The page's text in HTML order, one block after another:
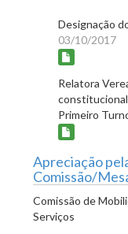
Designação
03/10/2017
Relatora
Primeiro
Apreciação
Comissão/
Comissão de
Serviços